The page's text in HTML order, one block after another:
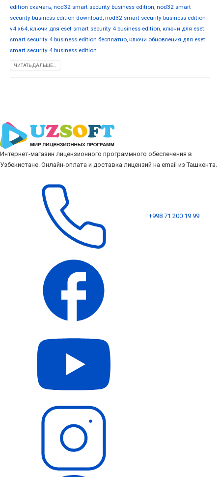
edition скачать nod32 smart security business edition nod32 smart
security business edition download nod32 smart security business edition
v4 x64 ключи для eset smart security 4 business edition ключи для eset
smart security 4 business edition бесплатно ключи обновления для eset
smart security 4 business edition
ЧИТАТЬ ДАЛЬШЕ...
Интернет-магазин лицензионного программного обеспечения в
Узбекистане. Онлайн-оплата и доставка лицензий на email из Ташкента.
+998 71 200 19 99